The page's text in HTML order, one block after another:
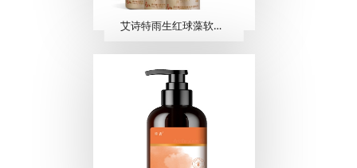
艾诗特雨生红球藻软胶囊 （60粒/瓶 ×3瓶/盒）